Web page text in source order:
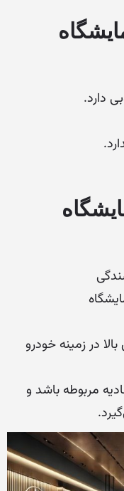
دارد.
در زمینه خودرو
مربوطه باشد و